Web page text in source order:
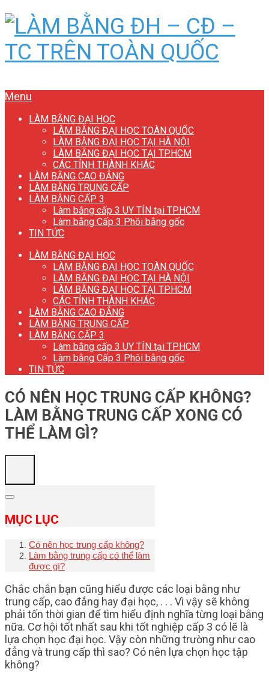
Menu
LÀM BẰNG ĐẠI HỌC
LÀM BẰNG ĐẠI HỌC TOÀN QUỐC
LÀM BẰNG ĐẠI HỌC TẠI HÀ NỘI
LÀM BẰNG ĐẠI HỌC TẠI TP.HCM
CÁC TỈNH THÀNH KHÁC
LÀM BẰNG CAO ĐẲNG
LÀM BẰNG TRUNG CẤP
LÀM BẰNG CẤP 3
Làm bằng cấp 3 UY TÍN tại TP.HCM
Làm bằng Cấp 3 Phôi bằng gốc
TIN TỨC
LÀM BẰNG ĐẠI HỌC
LÀM BẰNG ĐẠI HỌC TOÀN QUỐC
LÀM BẰNG ĐẠI HỌC TẠI HÀ NỘI
LÀM BẰNG ĐẠI HỌC TẠI TP.HCM
CÁC TỈNH THÀNH KHÁC
LÀM BẰNG CAO ĐẲNG
LÀM BẰNG TRUNG CẤP
LÀM BẰNG CẤP 3
Làm bằng cấp 3 UY TÍN tại TP.HCM
Làm bằng Cấp 3 Phôi bằng gốc
TIN TỨC
CÓ NÊN HỌC TRUNG CẤP KHÔNG?
LÀM BẰNG TRUNG CẤP XONG CÓ
THỂ LÀM GÌ?
MỤC LỤC
Có nên học trung cấp không?
Làm bằng trung cấp có thể làm
được gì?
Chắc chắn bạn cũng hiểu được các loại bằng như
trung cấp, cao đẳng hay đại học, . . . Vì vậy sẽ không
phải tốn thời gian để tìm hiểu định nghĩa từng loại bằng
nữa. Cơ hội tốt nhất sau khi tốt nghiệp cấp 3 có lẽ là
lựa chọn học đại học. Vậy còn những trường như cao
đẳng và trung cấp thì sao? Có nên lựa chọn học tập
không?